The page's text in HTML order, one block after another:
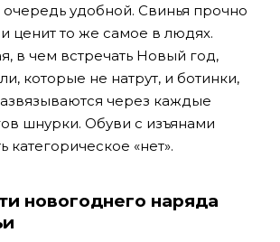
удобной. Свинья прочно
и ценит то же самое в людях.
в чем встречать Новый год,
которые не натрут, и ботинки,
через каждые
шнурки. Обуви с изъянами
категорическое «нет».
новогоднего наряда